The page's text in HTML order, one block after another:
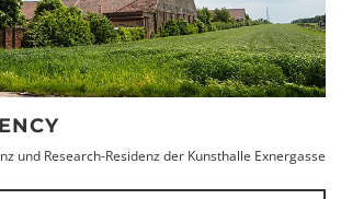
und Research-Residenz der Kunsthalle Exnergasse